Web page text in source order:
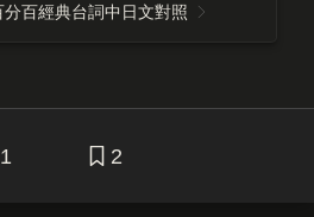
百經典台詞中日文對照
1 2